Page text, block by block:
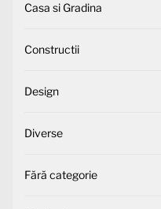
Casa si Gradina
Constructii
Design
Diverse
Fără categorie